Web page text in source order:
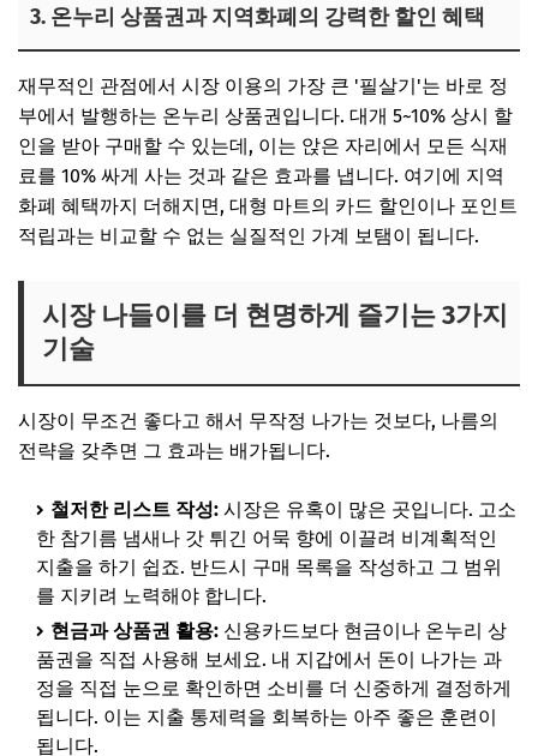
3. 온누리 상품권과 지역화폐의 강력한 할인 혜택
재무적인 관점에서 시장 이용의 가장 큰 '필살기'는 바로 정
부에서 발행하는 온누리 상품권입니다. 대개 5~10% 상시 할
인을 받아 구매할 수 있는데, 이는 앉은 자리에서 모든 식재
료를 10% 싸게 사는 것과 같은 효과를 냅니다. 여기에 지역
화폐 혜택까지 더해지면, 대형 마트의 카드 할인이나 포인트
적립과는 비교할 수 없는 실질적인 가계 보탬이 됩니다.
시장 나들이를 더 현명하게 즐기는 3가지
기술
시장이 무조건 좋다고 해서 무작정 나가는 것보다, 나름의
전략을 갖추면 그 효과는 배가됩니다.
철저한 리스트 작성: 시장은 유혹이 많은 곳입니다. 고소
한 참기름 냄새나 갓 튀긴 어묵 향에 이끌려 비계획적인
지출을 하기 쉽죠. 반드시 구매 목록을 작성하고 그 범위
를 지키려 노력해야 합니다.
현금과 상품권 활용: 신용카드보다 현금이나 온누리 상
품권을 직접 사용해 보세요. 내 지갑에서 돈이 나가는 과
정을 직접 눈으로 확인하면 소비를 더 신중하게 결정하게
됩니다. 이는 지출 통제력을 회복하는 아주 좋은 훈련이
됩니다.